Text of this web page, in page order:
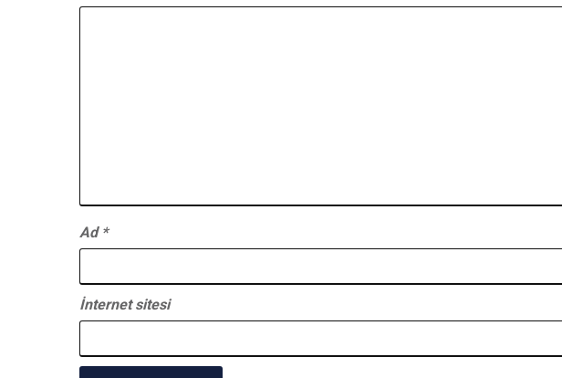
Ad *
İnternet sitesi